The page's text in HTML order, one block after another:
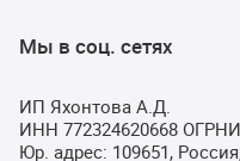
Мы в соц. сетях
ИП Яхонтова А.Д.
ИНН 772324620668
Юр. адрес: 109651,